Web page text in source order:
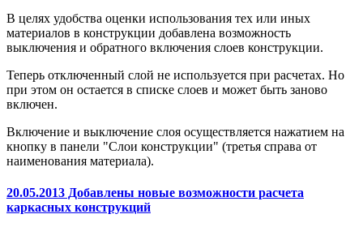
В целях удобства оценки использования тех или иных
материалов в конструкции добавлена возможность
выключения и обратного включения слоев конструкции.
Теперь отключенный слой не используется при расчетах. Но
при этом он остается в списке слоев и может быть заново
включен.
Включение и выключение слоя осуществляется нажатием на
кнопку в панели "Слои конструкции" (третья справа от
наименования материала).
20.05.2013 Добавлены новые возможности расчета
каркасных конструкций